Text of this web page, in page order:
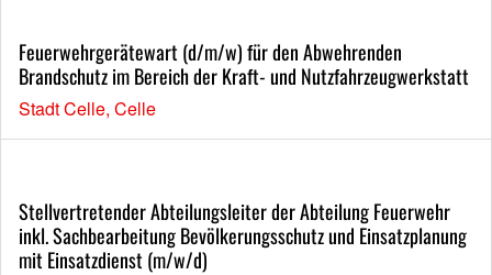
Feuerwehrgerätewart (d/m/w) für den Abwehrenden
Brandschutz im Bereich der Kraft- und Nutzfahrzeugwerkstatt
Stadt Celle, Celle
Stellvertretender Abteilungsleiter der Abteilung Feuerwehr
inkl. Sachbearbeitung Bevölkerungsschutz und Einsatzplanung
mit Einsatzdienst (m/w/d)